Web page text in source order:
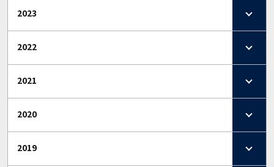
2023
2022
2021
2020
2019